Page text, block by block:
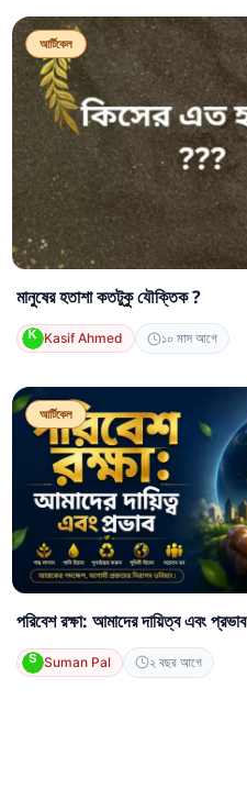
আর্টিকেল
মানুষের হতাশা কতটুকু যৌক্তিক ?
Kasif Ahmed ১০ মাস আগে
আর্টিকেল
পরিবেশ রক্ষা: আমাদের দায়িত্ব এবং প্রভাব
Suman Pal ২ বছর আগে